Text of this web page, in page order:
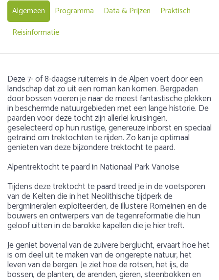
Algemeen Programma Data & Prijzen
Praktisch
Reisinformatie
Deze 7- of 8-daagse ruiterreis in de Alpen voert door een
landschap dat zo uit een roman kan komen. Bergpaden
door bossen voeren je naar de meest fantastische plekken
in beschermde natuurgebieden met een lange historie. De
paarden voor deze tocht zijn allerlei kruisingen,
geselecteerd op hun rustige, genereuze inborst en speciaal
getraind om trektochten te rijden. Zo kan je optimaal
genieten van deze bijzondere trektocht te paard.
Alpentrektocht te paard in Nationaal Park Vanoise
Tijdens deze trektocht te paard treed je in de voetsporen
van de Kelten die in het Neolithische tijdperk de
bergmineralen exploiteerden, de illustere Romeinen en de
bouwers en ontwerpers van de tegenreformatie die hun
geloof uitten in de barokke kapellen die je hier treft.
Je geniet bovenal van de zuivere berglucht, ervaart hoe het
is om deel uit te maken van de ongerepte natuur, het
leven van de bergen. Je ziet hoe de rotsen, het ijs, de
bossen, de planten, de arenden, gieren, steenbokken en